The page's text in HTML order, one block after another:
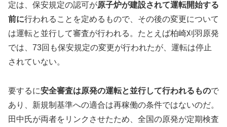
定は、保安規定の認可が原子炉が建設されて運転開始する
前に行われることを定めるもので、その後の変更について
は運転と並行して審査が行われる。たとえば柏崎刈羽原発
では、73回も保安規定の変更が行われたが、運転は停止
されていない。
要するに安全審査は原発の運転と並行して行われるもので
あり、新規制基準への適合は再稼働の条件ではないのだ。
田中氏が両者をリンクさせたため、全国の原発が定期検査